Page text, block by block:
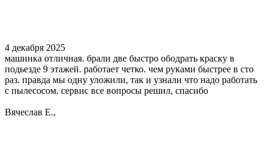
4 декабря 2025
машинка отличная. брали две быстро ободрать краску в
подьезде 9 этажей. работает четко. чем руками быстрее в сто
раз. правда мы одну уложили, так и узнали что надо работать
с пылесосом. сервис все вопросы решил, спасибо
Вячеслав Е.,